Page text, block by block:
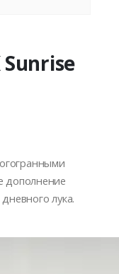
Sunrise
дополнение
лука.